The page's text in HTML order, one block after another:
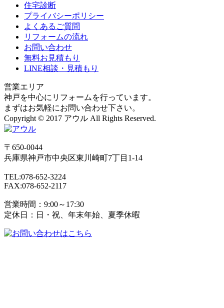
住宅診断
プライバシーポリシー
よくあるご質問
リフォームの流れ
お問い合わせ
無料お見積もり
LINE相談・見積もり
営業エリア
神戸を中心にリフォームを行っています。
まずはお気軽にお問い合わせ下さい。
Copyright © 2017 アウル All Rights Reserved.
〒650-0044
兵庫県神戸市中央区東川崎町7丁目1-14
TEL:078-652-3224
FAX:078-652-2117
営業時間：9:00～17:30
定休日：日・祝、年末年始、夏季休暇